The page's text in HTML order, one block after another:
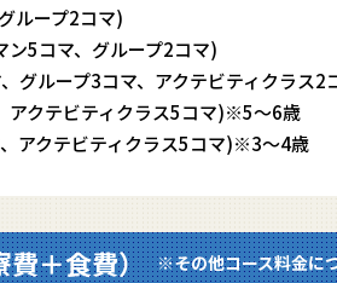
ループ2コマ)
ン5コマ、グループ2コマ)
グループ3コマ、アクテビティクラス
アクテビティクラス5コマ)※5～6歳
アクテビティクラス5コマ)※3～4歳
費＋食費） ※その他コース料金に